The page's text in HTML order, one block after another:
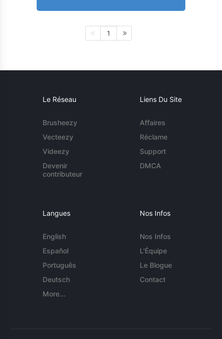
1
Le Réseau
Brusheezy
Vecteezy
Videezy
Devenir
contributeur
Liens Du Site
Affaires
Réclame
Support
DMCA
Langues
English
Español
Português
Deutsch
More...
Nos Infos
Nos Infos
L'Équipe
Le Blogue
Contact